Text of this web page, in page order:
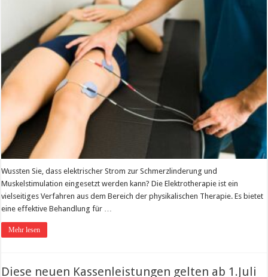
Wussten Sie, dass elektrischer Strom zur Schmerzlinderung und
Muskelstimulation eingesetzt werden kann? Die Elektrotherapie ist ein
vielseitiges Verfahren aus dem Bereich der physikalischen Therapie. Es bietet
eine effektive Behandlung für …
Mehr lesen
Diese neuen Kassenleistungen gelten ab 1.Juli